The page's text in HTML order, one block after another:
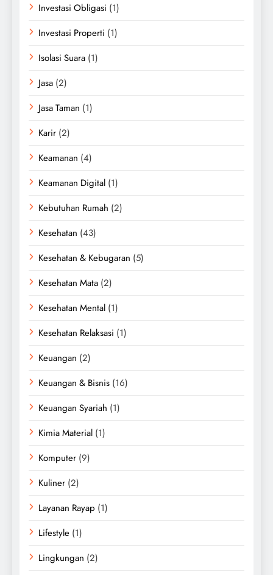
Investasi Obligasi (1)
Investasi Properti (1)
Isolasi Suara (1)
Jasa (2)
Jasa Taman (1)
Karir (2)
Keamanan (4)
Keamanan Digital (1)
Kebutuhan Rumah (2)
Kesehatan (43)
Kesehatan & Kebugaran (5)
Kesehatan Mata (2)
Kesehatan Mental (1)
Kesehatan Relaksasi (1)
Keuangan (2)
Keuangan & Bisnis (16)
Keuangan Syariah (1)
Kimia Material (1)
Komputer (9)
Kuliner (2)
Layanan Rayap (1)
Lifestyle (1)
Lingkungan (2)